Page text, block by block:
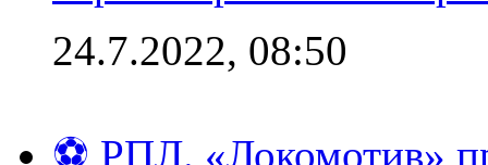
24.7.2022, 08:50
⚽ РПЛ. «Локомотив»